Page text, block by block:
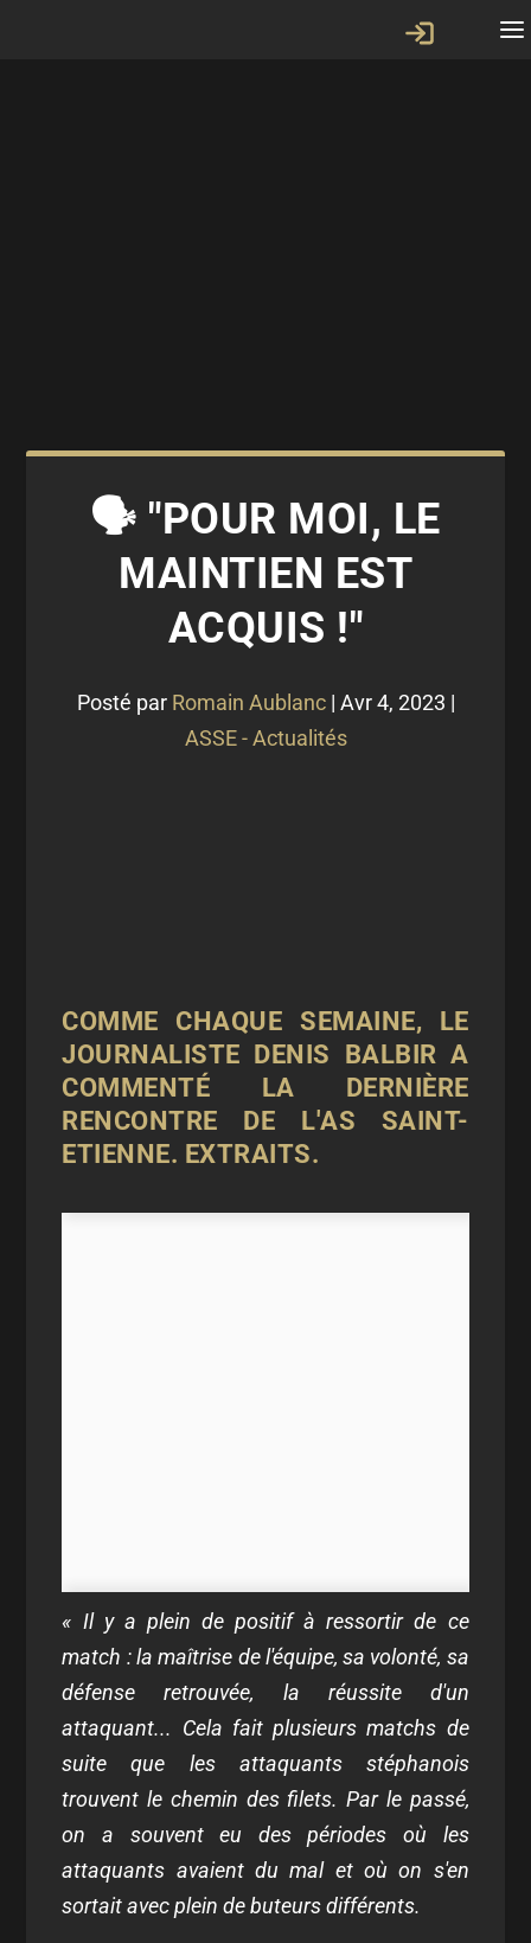
🗣 "POUR MOI, LE
MAINTIEN EST
ACQUIS !"
Posté par Romain Aublanc| Avr 4, 2023 |
ASSE - Actualités
COMME CHAQUE SEMAINE, LE
JOURNALISTE DENIS BALBIR A
COMMENTÉ LA DERNIÈRE
RENCONTRE DE L'AS SAINT-
ETIENNE. EXTRAITS.
« Il y a plein de positif à ressortir de ce
match : la maîtrise de l'équipe, sa volonté, sa
défense retrouvée, la réussite d'un
attaquant... Cela fait plusieurs matchs de
suite que les attaquants stéphanois
trouvent le chemin des filets. Par le passé,
on a souvent eu des périodes où les
attaquants avaient du mal et où on s'en
sortait avec plein de buteurs différents.